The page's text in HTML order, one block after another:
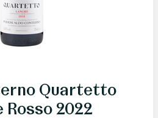
Quartetto
Rosso 2022